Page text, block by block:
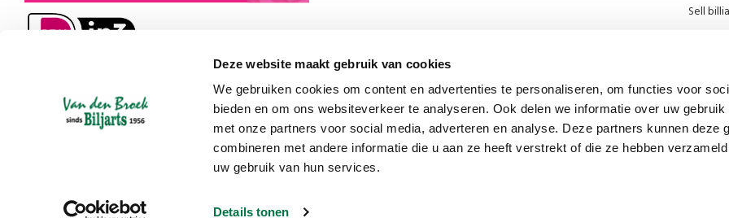
Deze website maakt gebruik van cookies
We gebruiken cookies om content en advertenties te personaliseren, om functies voor
bieden en om ons websiteverkeer te analyseren. Ook delen we informatie over uw
met onze partners voor social media, adverteren en analyse. Deze partners kunnen deze
combineren met andere informatie die u aan ze heeft verstrekt of die ze hebben
uw gebruik van hun services.
Details tonen
Sell
Blog
div links